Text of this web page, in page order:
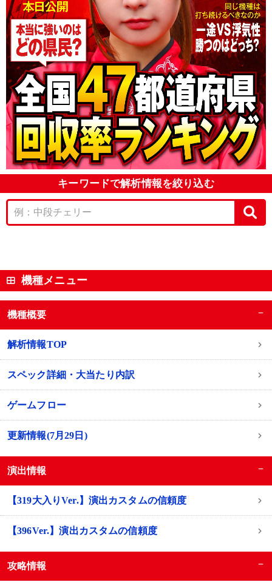
キーワードで解析情報を絞り込む
機種メニュー
機種概要 −
解析情報TOP
スペック詳細・大当たり内訳
ゲームフロー
更新情報(7月29日)
演出情報 −
【319大入りVer.】演出カスタムの信頼度
【396Ver.】演出カスタムの信頼度
攻略情報 −